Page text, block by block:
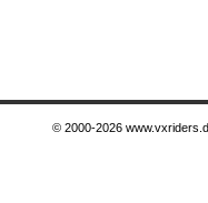
© 2000-2026